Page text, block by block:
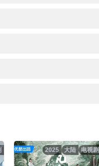
电视剧
大陆
2025